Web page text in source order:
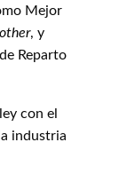
Mejor
, y
Reparto
con el
industria